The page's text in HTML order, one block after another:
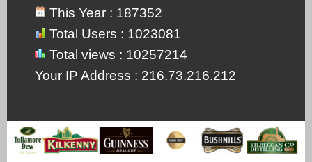
This Year : 187352
Total Users : 1023081
Total views : 10257214
Your IP Address : 216.73.216.212